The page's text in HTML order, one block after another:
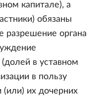
капитале), а
обязаны
разрешение органа
в уставном
в пользу
(или) их дочерних